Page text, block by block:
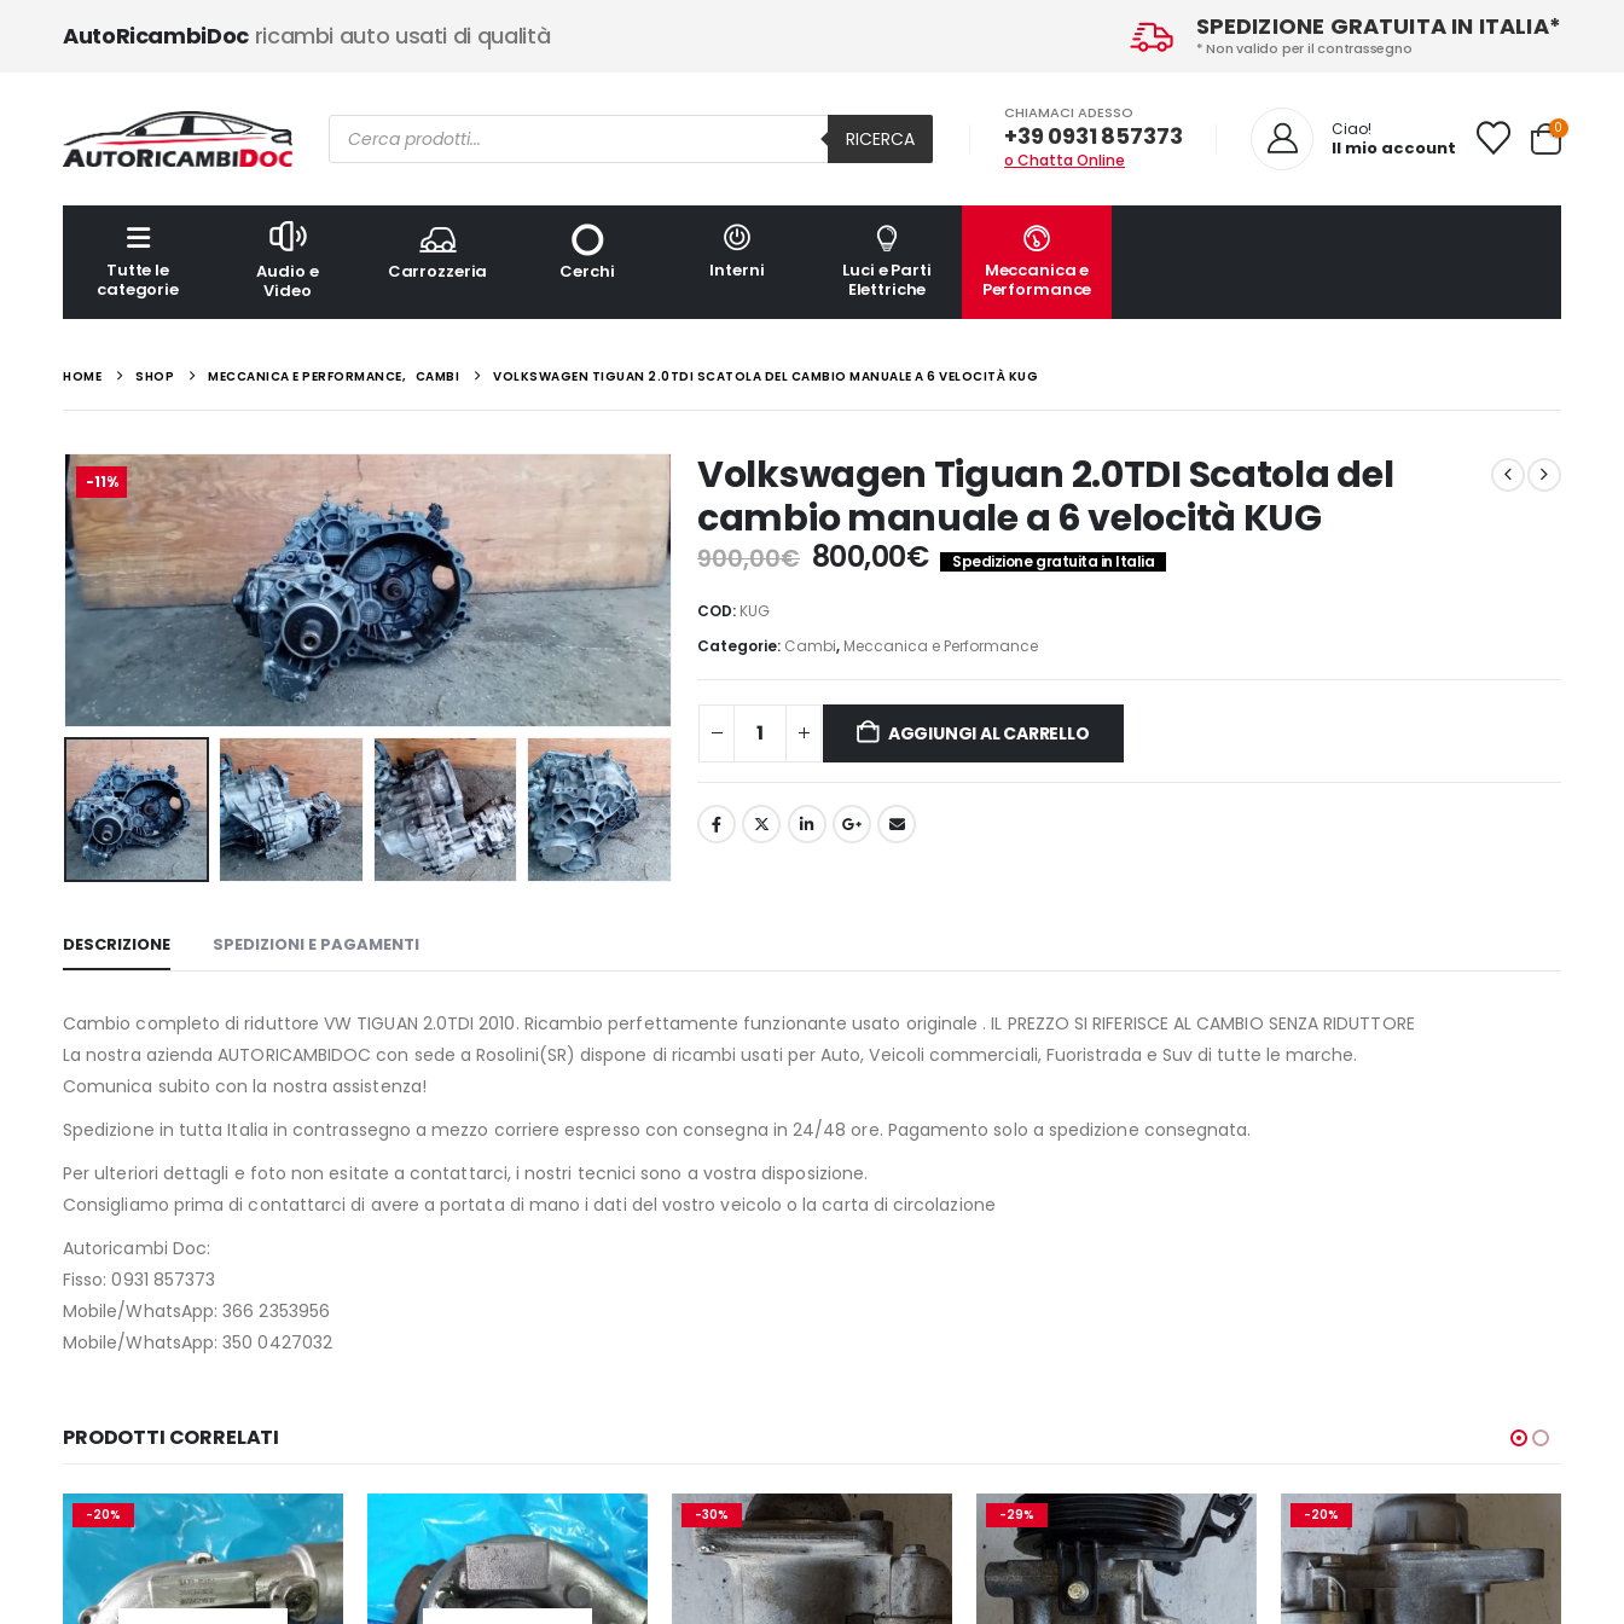
SPEDIZIONE GRATUITA IN ITALIA*
* Non valido per il contrassegno
AutoRicambiDocricambi auto usati di qualità
Ricerca
prodotti RICERCA
CHIAMACI ADESSO
+39 0931 857373
o Chatta Online
Ciao!
Il mio account
0
Tutte le
categorie
Audio e
Video
Carrozzeria Cerchi Interni
Luci e Parti
Elettriche
Meccanica e
Performance
HOME SHOP MECCANICA E PERFORMANCE, CAMBI VOLKSWAGEN TIGUAN 2.0TDI SCATOLA DEL CAMBIO MANUALE A 6 VELOCITÀ KUG
-11%
Volkswagen Tiguan 2.0TDI Scatola del
cambio manuale a 6 velocità KUG
900,00€ Il
prezzo
era:
900,00€.
800,00€Il
prezzo
è:
800,00€.
Spedizione gratuita in Italia
COD: KUG
Categorie: Cambi, Meccanica e Performance
AGGIUNGI AL CARRELLO
DESCRIZIONE SPEDIZIONI E PAGAMENTI
Cambio completo di riduttore VW TIGUAN 2.0TDI 2010. Ricambio perfettamente funzionante usato originale . IL PREZZO SI RIFERISCE AL CAMBIO SENZA RIDUTTORE
La nostra azienda AUTORICAMBIDOC con sede a Rosolini(SR) dispone di ricambi usati per Auto, Veicoli commerciali, Fuoristrada e Suv di tutte le marche.
Comunica subito con la nostra assistenza!
Spedizione in tutta Italia in contrassegno a mezzo corriere espresso con consegna in 24/48 ore. Pagamento solo a spedizione consegnata.
Per ulteriori dettagli e foto non esitate a contattarci, i nostri tecnici sono a vostra disposizione.
Consigliamo prima di contattarci di avere a portata di mano i dati del vostro veicolo o la carta di circolazione
Autoricambi Doc:
Fisso: 0931 857373
Mobile/WhatsApp: 366 2353956
Mobile/WhatsApp: 350 0427032
PRODOTTI CORRELATI
-20% -30% -29% -20%